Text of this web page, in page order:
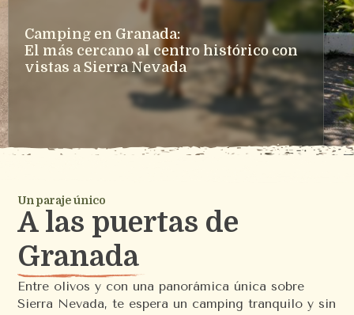
Camping en Granada:
El más cercano al centro histórico con
vistas a Sierra Nevada
Un paraje único
A las puertas de
Granada
Entre olivos y con una panorámica única sobre
Sierra Nevada, te espera un camping tranquilo y sin